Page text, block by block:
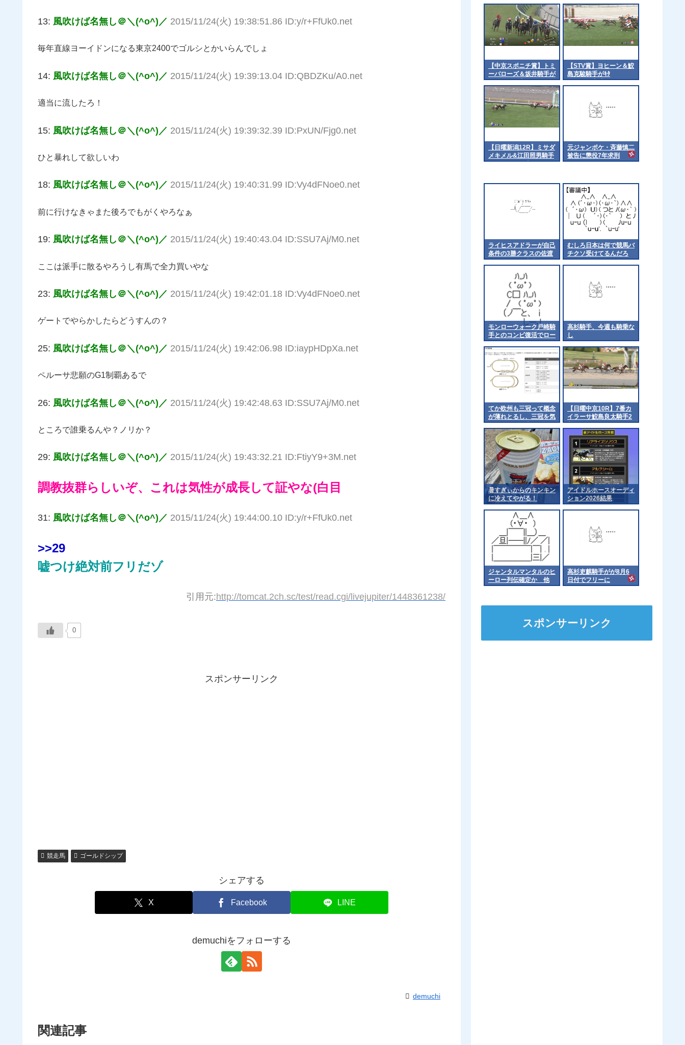
13: 風吹けば名無し＠＼(^o^)／ 2015/11/24(火) 19:38:51.86 ID:y/r+FfUk0.net
毎年直線ヨーイドンになる東京2400でゴルシとかいらんでしょ
14: 風吹けば名無し＠＼(^o^)／ 2015/11/24(火) 19:39:13.04 ID:QBDZKu/A0.net
適当に流したろ！
15: 風吹けば名無し＠＼(^o^)／ 2015/11/24(火) 19:39:32.39 ID:PxUN/Fjg0.net
ひと暴れして欲しいわ
18: 風吹けば名無し＠＼(^o^)／ 2015/11/24(火) 19:40:31.99 ID:Vy4dFNoe0.net
前に行けなきゃまた後ろでもがくやろなぁ
19: 風吹けば名無し＠＼(^o^)／ 2015/11/24(火) 19:40:43.04 ID:SSU7Aj/M0.net
ここは派手に散るやろうし有馬で全力買いやな
23: 風吹けば名無し＠＼(^o^)／ 2015/11/24(火) 19:42:01.18 ID:Vy4dFNoe0.net
ゲートでやらかしたらどうすんの？
25: 風吹けば名無し＠＼(^o^)／ 2015/11/24(火) 19:42:06.98 ID:iaypHDpXa.net
ペルーサ悲願のG1制覇あるで
26: 風吹けば名無し＠＼(^o^)／ 2015/11/24(火) 19:42:48.63 ID:SSU7Aj/M0.net
ところで誰乗るんや？ノリか？
29: 風吹けば名無し＠＼(^o^)／ 2015/11/24(火) 19:43:32.21 ID:FtiyY9+3M.net
調教抜群らしいぞ、これは気性が成長して証やな(白目
31: 風吹けば名無し＠＼(^o^)／ 2015/11/24(火) 19:44:00.10 ID:y/r+FfUk0.net
>>29
嘘つけ絶対前フリだゾ
引用元:http://tomcat.2ch.sc/test/read.cgi/livejupiter/1448361238/
0
スポンサーリンク
競走馬 ゴールドシップ
シェアする
X Facebook LINE
demuchiをフォローする
demuchi
関連記事
【中京スポニチ賞】トミ
ーバローズ＆坂井騎手が
ｷﾀ━━━━(ﾟ
∀ﾟ)━━━━!!
【STV賞】ヨヒーン＆鮫
島克駿騎手がｷﾀ
━━━━(ﾟ∀ﾟ)━━━━!!
【日曜新潟12R】ミサダ
メキメル&江田照男騎手
がｷﾀ━━━━(ﾟ
元ジャンポケ・斉藤慎二
被告に懲役7年求刑
ライヒスアドラーが自己
条件の3勝クラスの佐渡
ステークスに出走
むしろ日本は何で競馬バ
チクソ受けてるんだろ
モンローウォーク戸崎騎
手とのコンビ復活でロー
ズSへ 他
高杉騎手、今週も騎乗な
し
てか欧州も三冠って概念
が薄れとるし、三冠を気
にするのは日本くらいに
なるんやろか 他
【日曜中京10R】7番カ
イラーサ鮫島良太騎手2
着
暑すぎぃからのキンキン
に冷えてやがる！
アイドルホースオーディ
ション2026結果
ジャンタルマンタルのヒ
ーロー列伝確定か 他
高杉吏麒騎手がが8月6
日付でフリーに
スポンサーリンク